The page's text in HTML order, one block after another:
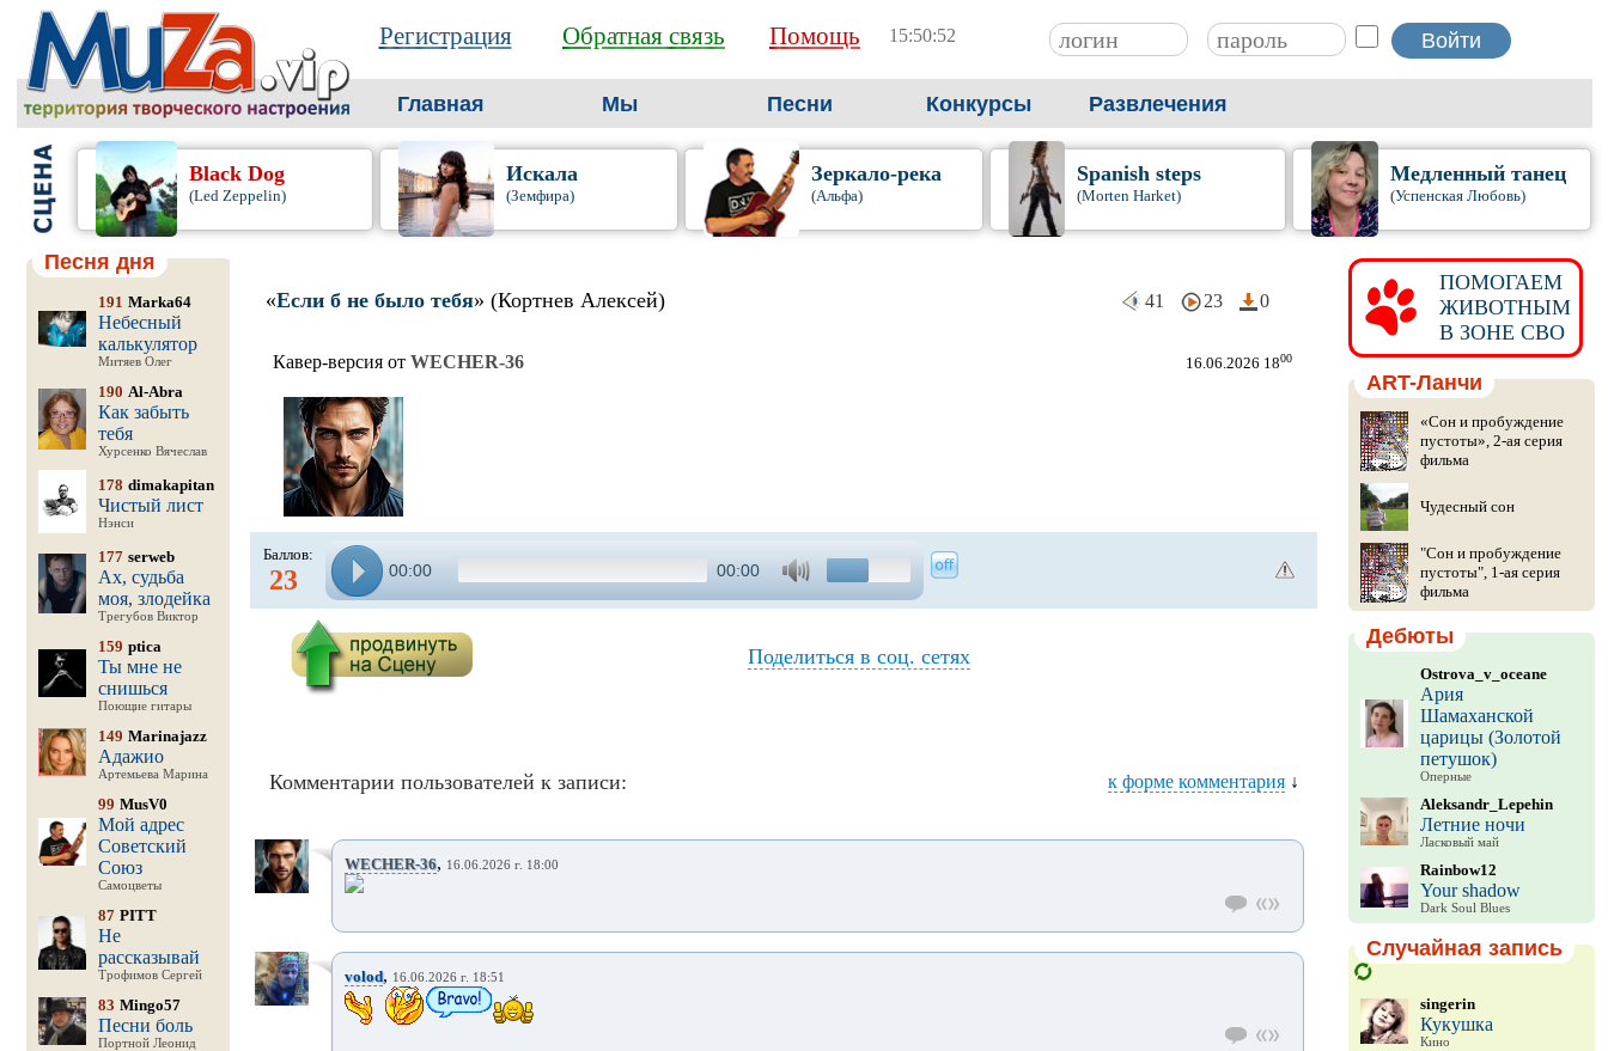
Регистрация Обратная связь Помощь 15:50:53
Главная Мы Песни Конкурсы Развлечения
Black Dog
(Led Zeppelin)
Искала
(Земфира)
Зеркало-река
(Альфа)
Spanish steps
(Morten Harket)
Медленный танец
(Успенская Любовь)
Песня дня
191 Marka64
Небесный
калькулятор
Митяев Олег
190 Al-Abra
Как забыть
тебя
Хурсенко Вячеслав
178 dimakapitan
Чистый лист
Нэнси
177 serweb
Ах, судьба
моя, злодейка
Трегубов Виктор
159 ptica
Ты мне не
снишься
Поющие гитары
149 Marinajazz
Адажио
Артемьева Марина
99 MusV0
Мой адрес
Советский
Союз
Самоцветы
87 PITT
Не
рассказывай
Трофимов Сергей
83 Mingo57
Песни боль
Портной Леонид
«Если б не было тебя» (Кортнев Алексей) 41 23 0
Кавер-версия от WECHER-36 16.06.2026 1800
Баллов:
23 00:00 00:00
Поделиться в соц. сетях
Комментарии пользователей к записи: к форме комментария↓
WECHER-36, 16.06.2026 г. 18:00
volod, 16.06.2026 г. 18:51
ПОМОГАЕМ
ЖИВОТНЫМ
В ЗОНЕ СВО
ART-Ланчи
«Сон и пробуждение
пустоты», 2-ая серия
фильма
Чудесный сон
"Сон и пробуждение
пустоты", 1-ая серия
фильма
Дебюты
Ostrova_v_oceane
Ария
Шамаханской
царицы (Золотой
петушок)
Оперные
Aleksandr_Lepehin
Летние ночи
Ласковый май
Rainbow12
Your shadow
Dark Soul Blues
Случайная запись
singerin
Кукушка
Кино